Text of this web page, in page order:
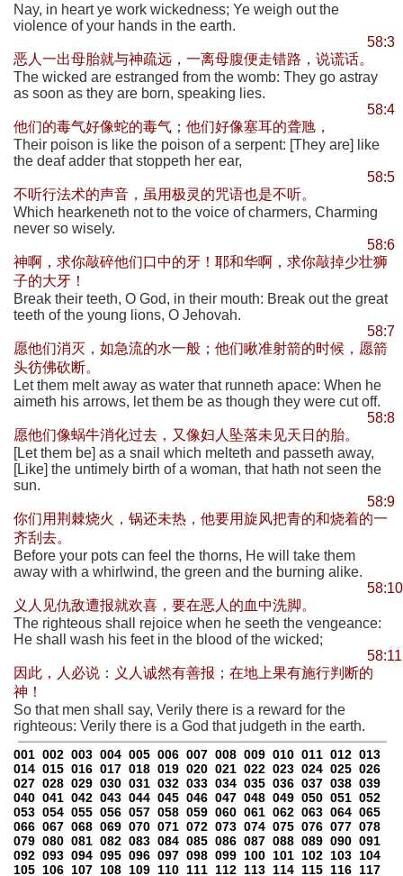
Nay, in heart ye work wickedness; Ye weigh out the
violence of your hands in the earth.
58:3
恶人一出母胎就与神疏远，一离母腹便走错路，说谎话。
The wicked are estranged from the womb: They go astray
as soon as they are born, speaking lies.
58:4
他们的毒气好像蛇的毒气；他们好像塞耳的聋虺，
Their poison is like the poison of a serpent: [They are] like
the deaf adder that stoppeth her ear,
58:5
不听行法术的声音，虽用极灵的咒语也是不听。
Which hearkeneth not to the voice of charmers, Charming
never so wisely.
58:6
神啊，求你敲碎他们口中的牙！耶和华啊，求你敲掉少壮狮
子的大牙！
Break their teeth, O God, in their mouth: Break out the great
teeth of the young lions, O Jehovah.
58:7
愿他们消灭，如急流的水一般；他们瞅准射箭的时候，愿箭
头彷佛砍断。
Let them melt away as water that runneth apace: When he
aimeth his arrows, let them be as though they were cut off.
58:8
愿他们像蜗牛消化过去，又像妇人坠落未见天日的胎。
[Let them be] as a snail which melteth and passeth away,
[Like] the untimely birth of a woman, that hath not seen the
sun.
58:9
你们用荆棘烧火，锅还未热，他要用旋风把青的和烧着的一
齐刮去。
Before your pots can feel the thorns, He will take them
away with a whirlwind, the green and the burning alike.
58:10
义人见仇敌遭报就欢喜，要在恶人的血中洗脚。
The righteous shall rejoice when he seeth the vengeance:
He shall wash his feet in the blood of the wicked;
58:11
因此，人必说：义人诚然有善报；在地上果有施行判断的
神！
So that men shall say, Verily there is a reward for the
righteous: Verily there is a God that judgeth in the earth.
001 002 003 004 005 006 007 008 009 010 011 012 013
014 015 016 017 018 019 020 021 022 023 024 025 026
027 028 029 030 031 032 033 034 035 036 037 038 039
040 041 042 043 044 045 046 047 048 049 050 051 052
053 054 055 056 057 058 059 060 061 062 063 064 065
066 067 068 069 070 071 072 073 074 075 076 077 078
079 080 081 082 083 084 085 086 087 088 089 090 091
092 093 094 095 096 097 098 099 100 101 102 103 104
105 106 107 108 109 110 111 112 113 114 115 116 117